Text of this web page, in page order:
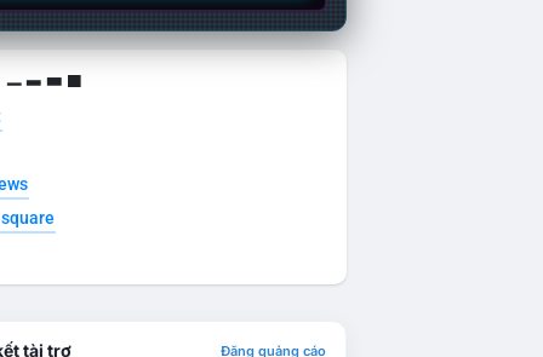
▁ ▂ ▃ ▄
tài trợ Đăng quảng cáo